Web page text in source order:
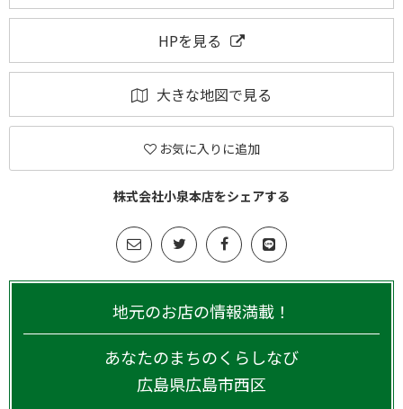
HPを見る
大きな地図で見る
お気に入りに追加
株式会社小泉本店をシェアする
地元のお店の情報満載！
あなたのまちのくらしなび
広島県広島市西区